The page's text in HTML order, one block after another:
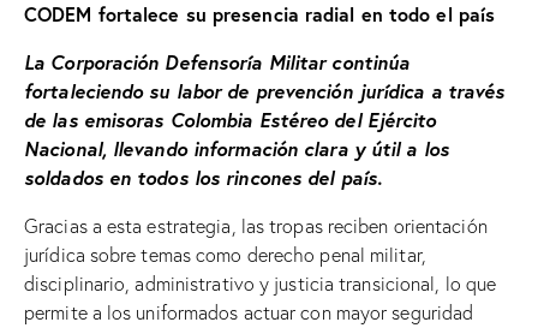
CODEM fortalece su presencia radial en todo el país
La Corporación Defensoría Militar continúa
fortaleciendo su labor de prevención jurídica a través
de las emisoras Colombia Estéreo del Ejército
Nacional, llevando información clara y útil a los
soldados en todos los rincones del país.
Gracias a esta estrategia, las tropas reciben orientación
jurídica sobre temas como derecho penal militar,
disciplinario, administrativo y justicia transicional, lo que
permite a los uniformados actuar con mayor seguridad